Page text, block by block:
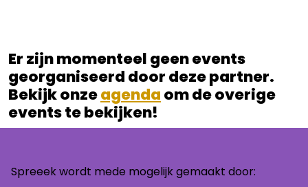
Er zijn momenteel geen events
georganiseerd door deze partner.
Bekijk onzeagendaom de overige
events te bekijken!
Spreeek wordt mede mogelijk gemaakt door: